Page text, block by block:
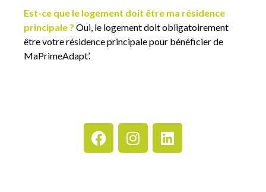
Est-ce que le logement doit être ma résidence
principale ? Oui, le logement doit obligatoirement
être votre résidence principale pour bénéficier de
MaPrimeAdapt’.